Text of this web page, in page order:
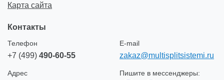
Карта сайта
Контакты
Телефон
+7 (499) 490-60-55
E-mail
zakaz@multisplitsistemi.ru
Адрес Пишите в мессенджеры: